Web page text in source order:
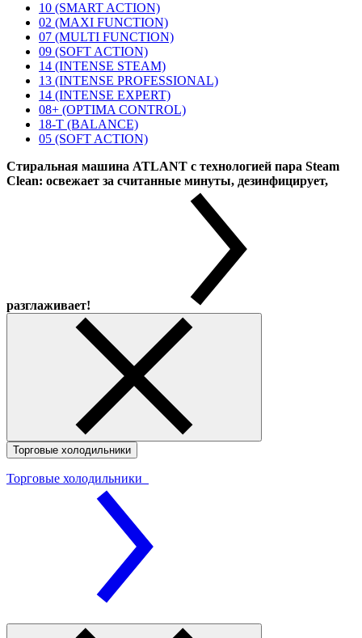
10 (SMART ACTION)
02 (MAXI FUNCTION)
07 (MULTI FUNCTION)
09 (SOFT ACTION)
14 (INTENSE STEAM)
13 (INTENSE PROFESSIONAL)
14 (INTENSE EXPERT)
08+ (OPTIMA CONTROL)
18-T (BALANCE)
05 (SOFT ACTION)
Стиральная машина ATLANT с технологией пара Steam
Clean: освежает за считанные минуты, дезинфицирует,
разглаживает!
Торговые холодильники
Торговые холодильники